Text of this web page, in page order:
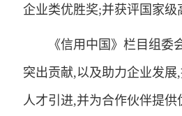
企业类优胜奖;并获评国家
《信用中国》栏目组委会
突出贡献,以及助力企业发
人才引进,并为合作伙伴提